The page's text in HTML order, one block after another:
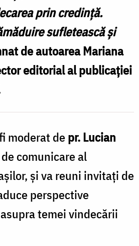
prin credință.
sufletească și
de autoareaMariana
editorial al publicației
moderat depr. Lucian
comunicare al
și va reuni invitați de
perspective
temei vindecării